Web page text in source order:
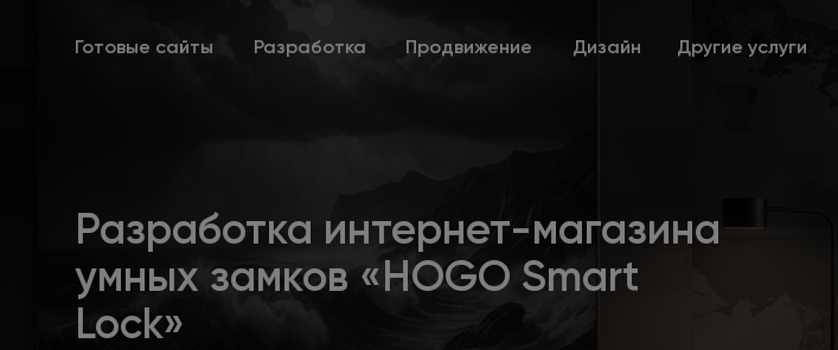
Готовые сайты Разработка Продвижение Дизайн Другие услуги
Разработка интернет-магазина
умных замков «HOGO Smart
Lock»